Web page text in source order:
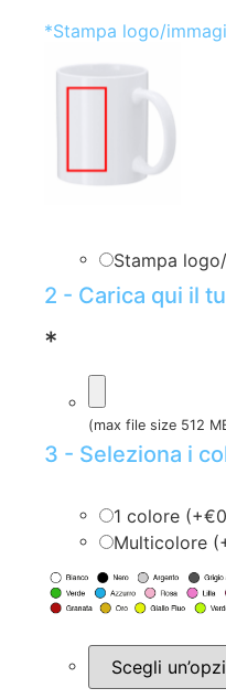
*Stampa logo/
Stampa
2 - Carica qui il
*
(max file size 512
3 - Seleziona i
1 colore
Multicolore